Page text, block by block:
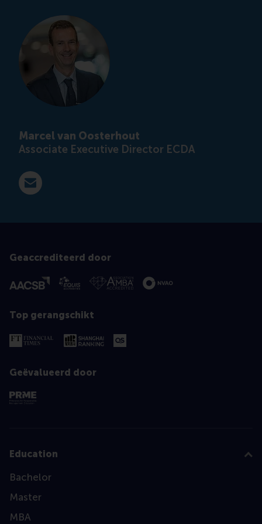
Marcel van Oosterhout
Associate Executive Director ECDA
E-mail moosterhout@rsm.nl
Geaccrediteerd door
Top gerangschikt
Geëvalueerd door
Education
Bachelor
Master
MBA